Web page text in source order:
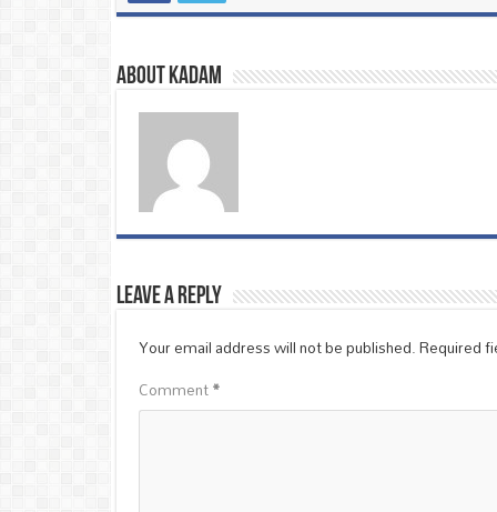
About Kadam
Leave a Reply
Your email address will not be published.Required
Comment*